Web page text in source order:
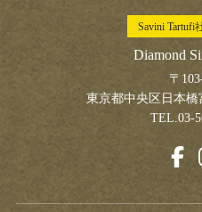
Savini Tartufi
Diamond
〒
東京都中央区日本
TEL.03-